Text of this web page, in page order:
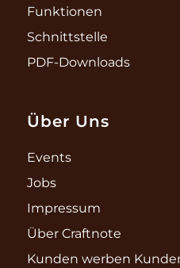
Funktionen
Schnittstelle
PDF-Downloads
Über Uns
Events
Jobs
Impressum
Über Craftnote
Kunden werben